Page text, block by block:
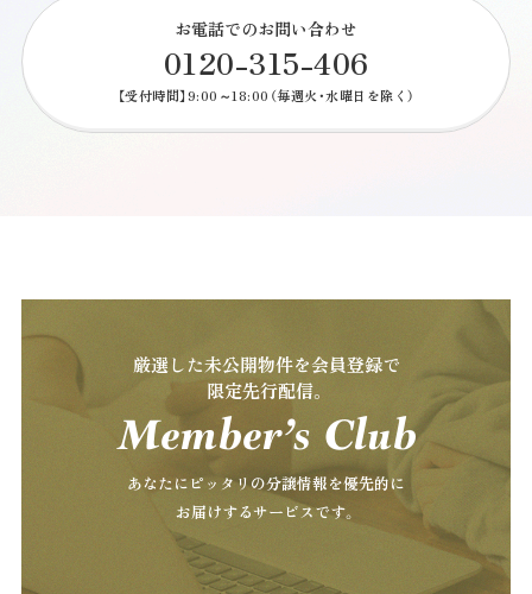
お電話でのお問い合わせ
0120-315-406
【受付時間】9:00～18:00（毎週火・水曜日を除く）
厳選した未公開物件を会員登録で
限定先行配信。
あなたにピッタリの分譲情報を優先的に
お届けするサービスです。